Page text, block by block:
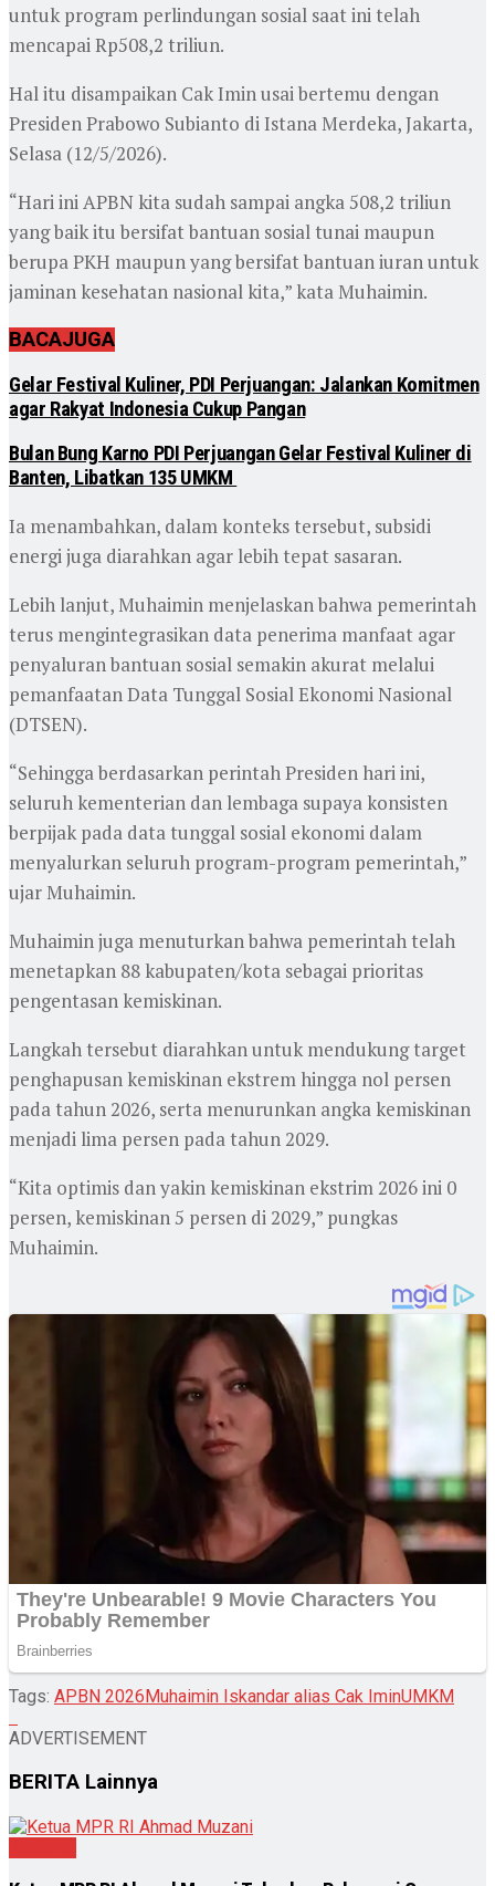
untuk program perlindungan sosial saat ini telah
mencapai Rp508,2 triliun.
Hal itu disampaikan Cak Imin usai bertemu dengan
Presiden Prabowo Subianto di Istana Merdeka, Jakarta,
Selasa (12/5/2026).
“Hari ini APBN kita sudah sampai angka 508,2 triliun
yang baik itu bersifat bantuan sosial tunai maupun
berupa PKH maupun yang bersifat bantuan iuran untuk
jaminan kesehatan nasional kita,” kata Muhaimin.
BACAJUGA
Gelar Festival Kuliner, PDI Perjuangan: Jalankan Komitmen
agar Rakyat Indonesia Cukup Pangan
Bulan Bung Karno PDI Perjuangan Gelar Festival Kuliner di
Banten, Libatkan 135 UMKM
Ia menambahkan, dalam konteks tersebut, subsidi
energi juga diarahkan agar lebih tepat sasaran.
Lebih lanjut, Muhaimin menjelaskan bahwa pemerintah
terus mengintegrasikan data penerima manfaat agar
penyaluran bantuan sosial semakin akurat melalui
pemanfaatan Data Tunggal Sosial Ekonomi Nasional
(DTSEN).
“Sehingga berdasarkan perintah Presiden hari ini,
seluruh kementerian dan lembaga supaya konsisten
berpijak pada data tunggal sosial ekonomi dalam
menyalurkan seluruh program-program pemerintah,”
ujar Muhaimin.
Muhaimin juga menuturkan bahwa pemerintah telah
menetapkan 88 kabupaten/kota sebagai prioritas
pengentasan kemiskinan.
Langkah tersebut diarahkan untuk mendukung target
penghapusan kemiskinan ekstrem hingga nol persen
pada tahun 2026, serta menurunkan angka kemiskinan
menjadi lima persen pada tahun 2029.
“Kita optimis dan yakin kemiskinan ekstrim 2026 ini 0
persen, kemiskinan 5 persen di 2029,” pungkas
Muhaimin.
Tags: APBN 2026Muhaimin Iskandar alias Cak IminUMKM
ADVERTISEMENT
BERITA Lainnya